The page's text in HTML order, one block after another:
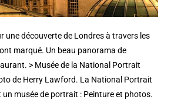
une découverte de Londres à travers les
marqué. Un beau panorama de
> Musée de la National Portrait
de Herry Lawford. La National Portrait
un musée de portrait : Peinture et photos.